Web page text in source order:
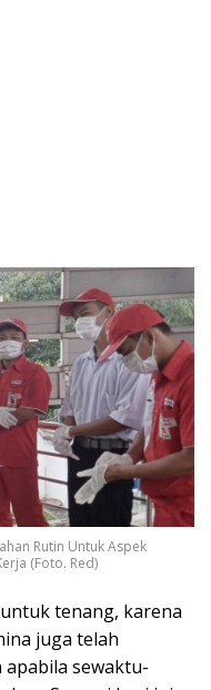
Rutin Untuk Aspek
(Foto. Red)
tenang, karena
juga telah
sewaktu-